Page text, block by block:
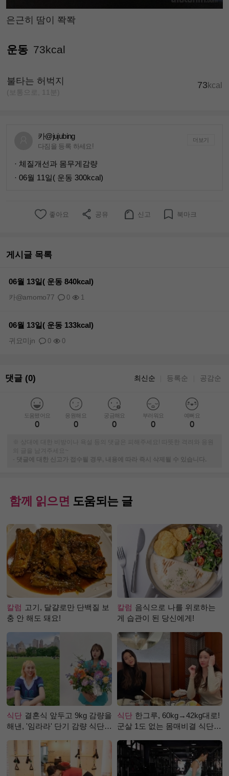
은근히 땀이 쫙쫙
운동 73kcal
불타는 허벅지
(보통으로, 11분)
73 kcal
카@jujubing
다짐을 등록 하세요!
더보기
· 체질개선과 몸무게감량
· 06월 11일( 운동 300kcal)
좋아요 공유 신고 북마크
게시글 목록
06월 13일( 운동 840kcal)
0 1
카@amomo77
06월 13일( 운동 133kcal)
0 0
귀요미jn
댓글 (0) 최신순 등록순 공감순
도움됐어요
0
응원해요
0
궁금해요
0
부러워요
0
예뻐요
0
※ 상대에 대한 비방이나 욕설 등의 댓글은 피해주세요! 따뜻한 격려와 응원
-
댓글에 대한 신고가 접수될 경우, 내용에 따라 즉시 삭제될 수 있습니다.
함께 읽으면 도움되는 글
칼럼 고기, 달걀로만 단백질 보
충 안 해도 돼요!
칼럼 음식으로 나를 위로하는
게 습관이 된 당신에게!
식단 결혼식 앞두고 9kg 감량을
해낸, '임라라' 단기 감량 식단
식단 한그루, 60kg→42kg대로!
군살 1도 없는 몸매비결 식단